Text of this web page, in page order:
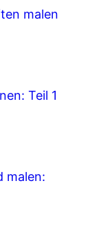
malen
Teil 1
malen: